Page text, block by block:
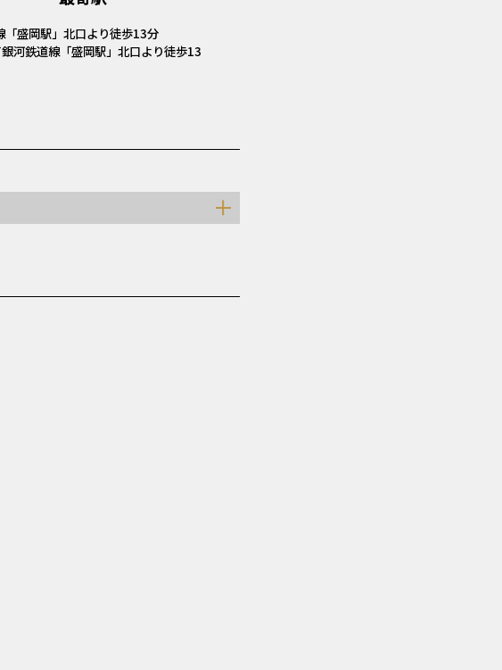
「盛岡駅」北口より徒歩13分
銀河鉄道線「盛岡駅」北口より徒歩13